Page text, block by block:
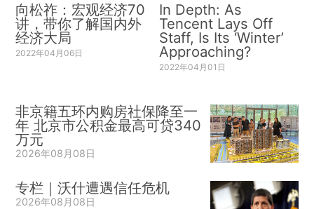
向松祚：宏观经济70
讲，带你了解国内外
经济大局
2022年04月06日
In Depth: As
Tencent Lays Off
Staff, Is Its ‘Winter’
Approaching?
2022年04月01日
非京籍五环内购房社保降至一
年 北京市公积金最高可贷340
万元
2026年08月08日
专栏｜沃什遭遇信任危机
2026年08月08日